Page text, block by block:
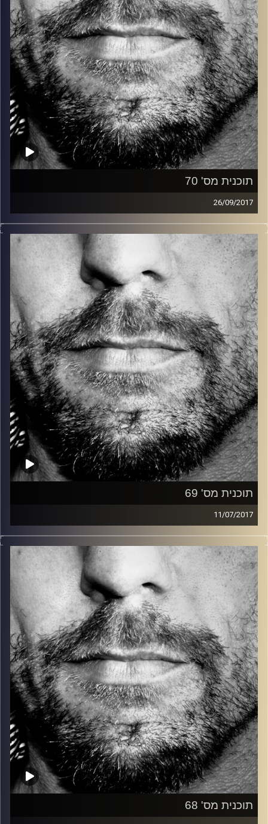
תוכנית מס' 70
26/09/2017
זיפים, מוזיקה מחוספסת של הופעות חיות. הרבה ג'אם, רוק,
בלוז, bluegrass, ג'אז, Fאנק, פרוגרסיב ואפילו אלקטרוניקה.
כל מה שחי, אמיתי ונושם.
עם שמוליק רגב.
קרדיט תמונות: David Goehring
תוכנית מס' 69
11/07/2017
זיפים, מוזיקה מחוספסת של הופעות חיות. הרבה ג'אם, רוק,
בלוז, bluegrass, ג'אז, Fאנק, פרוגרסיב ואפילו אלקטרוניקה.
כל מה שחי, אמיתי ונושם.
עם שמוליק רגב.
קרדיט תמונות: David Goehring
תוכנית מס' 68